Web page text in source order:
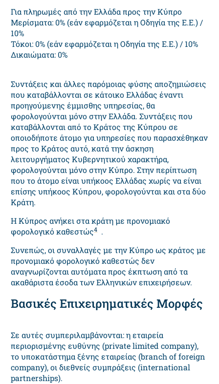
Για πληρωμές από την Ελλάδα προς την Κύπρο
Μερίσματα: 0% (εάν εφαρμόζεται η Οδηγία της Ε.Ε.) /
10%
Τόκοι: 0% (εάν εφαρμόζεται η Οδηγία της Ε.Ε.) / 10%
Δικαιώματα: 0%
Συντάξεις και άλλες παρόμοιας φύσης αποζημιώσεις
που καταβάλλονται σε κάτοικο Ελλάδας έναντι
προηγούμενης έμμισθης υπηρεσίας, θα
φορολογούνται μόνο στην Ελλάδα. Συντάξεις που
καταβάλλονται από το Κράτος της Κύπρου σε
οποιοδήποτε άτομο για υπηρεσίες που παρασχέθηκαν
προς το Κράτος αυτό, κατά την άσκηση
λειτουργήματος Κυβερνητικού χαρακτήρα,
φορολογούνται μόνο στην Κύπρο. Στην περίπτωση
που το άτομο είναι υπήκοος Ελλάδας χωρίς να είναι
επίσης υπήκοος Κύπρου, φορολογούνται και στα δύο
Κράτη.
Η Κύπρος ανήκει στα κράτη με προνομιακό
φορολογικό καθεστώς4.
Συνεπώς, οι συναλλαγές με την Κύπρο ως κράτος με
προνομιακό φορολογικό καθεστώς δεν
αναγνωρίζονται αυτόματα προς έκπτωση από τα
ακαθάριστα έσοδα των Ελληνικών επιχειρήσεων.
Βασικές Επιχειρηματικές Μορφές
Σε αυτές συμπεριλαμβάνονται: η εταιρεία
περιορισμένης ευθύνης (private limited company),
το υποκατάστημα ξένης εταιρείας (branch of foreign
company), οι διεθνείς συμπράξεις (international
partnerships).